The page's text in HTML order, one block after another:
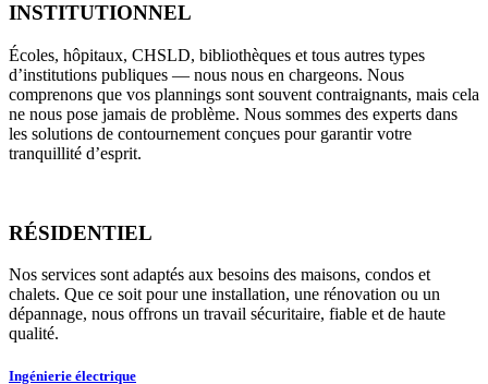
INSTITUTIONNEL
Écoles, hôpitaux, CHSLD, bibliothèques et tous autres types
d’institutions publiques — nous nous en chargeons. Nous
comprenons que vos plannings sont souvent contraignants, mais cela
ne nous pose jamais de problème. Nous sommes des experts dans
les solutions de contournement conçues pour garantir votre
tranquillité d’esprit.
RÉSIDENTIEL
Nos services sont adaptés aux besoins des maisons, condos et
chalets. Que ce soit pour une installation, une rénovation ou un
dépannage, nous offrons un travail sécuritaire, fiable et de haute
qualité.
Ingénierie électrique